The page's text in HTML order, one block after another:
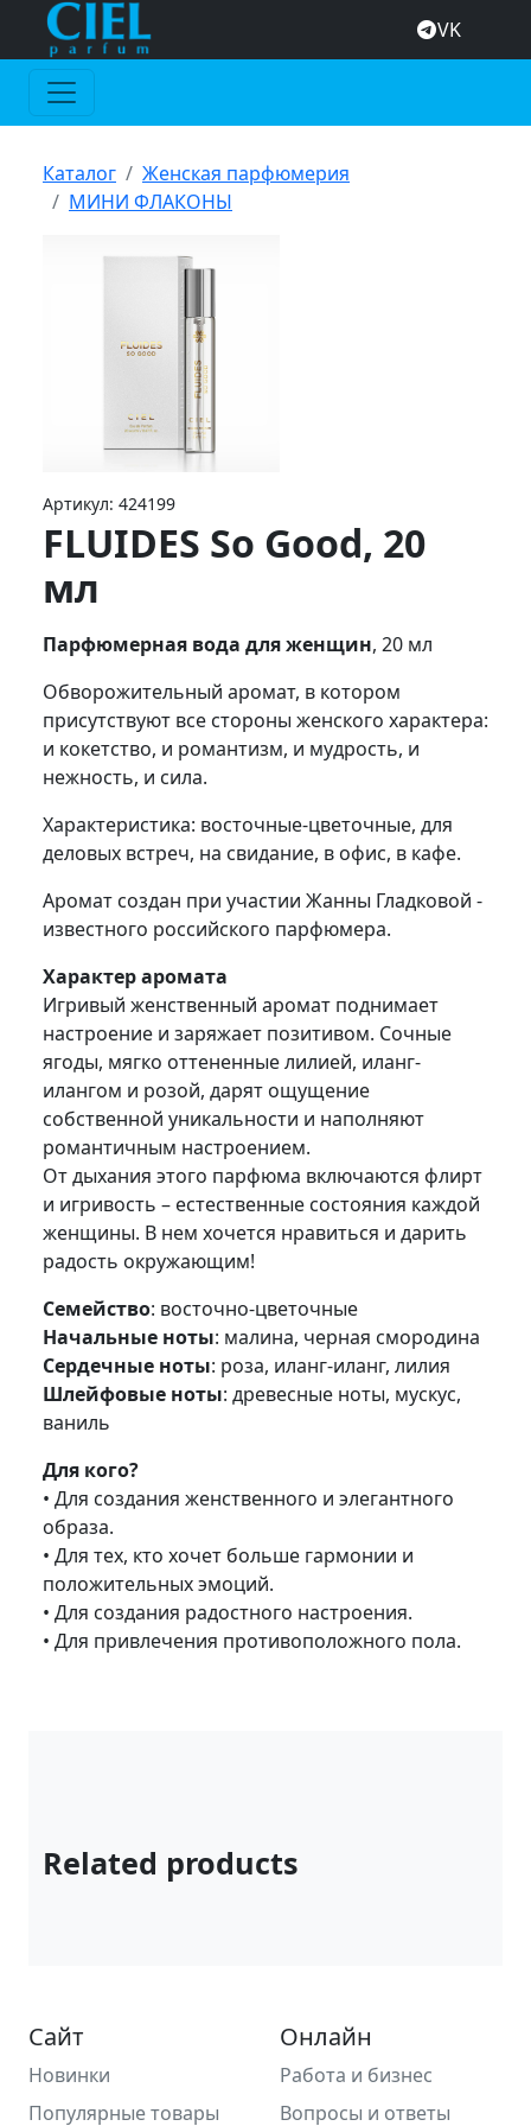
VK
Каталог
Женская парфюмерия
МИНИ ФЛАКОНЫ
Артикул: 424199
FLUIDES So Good, 20
мл
Парфюмерная вода для женщин, 20 мл
Обворожительный аромат, в котором
присутствуют все стороны женского характера:
и кокетство, и романтизм, и мудрость, и
нежность, и сила.
Характеристика: восточные-цветочные, для
деловых встреч, на свидание, в офис, в кафе.
Аромат создан при участии Жанны Гладковой -
известного российского парфюмера.
Характер аромата
Игривый женственный аромат поднимает
настроение и заряжает позитивом. Сочные
ягоды, мягко оттененные лилией, иланг-
илангом и розой, дарят ощущение
собственной уникальности и наполняют
романтичным настроением.
От дыхания этого парфюма включаются флирт
и игривость – естественные состояния каждой
женщины. В нем хочется нравиться и дарить
радость окружающим!
Семейство: восточно-цветочные
Начальные ноты: малина, черная смородина
Сердечные ноты: роза, иланг-иланг, лилия
Шлейфовые ноты: древесные ноты, мускус,
ваниль
Для кого?
• Для создания женственного и элегантного
образа.
• Для тех, кто хочет больше гармонии и
положительных эмоций.
• Для создания радостного настроения.
• Для привлечения противоположного пола.
Related products
Сайт
Новинки
Популярные товары
Онлайн
Работа и бизнес
Вопросы и ответы